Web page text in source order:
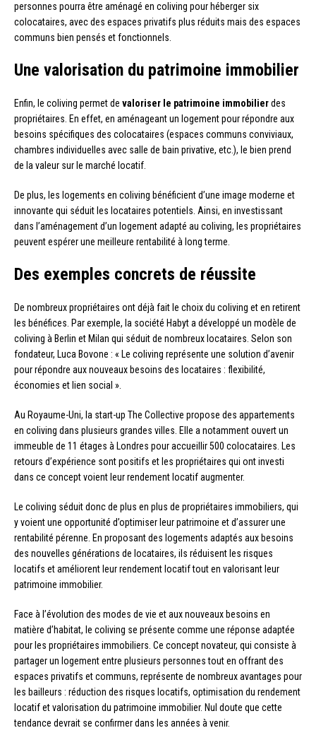
personnes pourra être aménagé en coliving pour héberger six
colocataires, avec des espaces privatifs plus réduits mais des espaces
communs bien pensés et fonctionnels.
Une valorisation du patrimoine immobilier
Enfin, le coliving permet de valoriser le patrimoine immobilierdes
propriétaires. En effet, en aménageant un logement pour répondre aux
besoins spécifiques des colocataires (espaces communs conviviaux,
chambres individuelles avec salle de bain privative, etc.), le bien prend
de la valeur sur le marché locatif.
De plus, les logements en coliving bénéficient d’une image moderne et
innovante qui séduit les locataires potentiels. Ainsi, en investissant
dans l’aménagement d’un logement adapté au coliving, les propriétaires
peuvent espérer une meilleure rentabilité à long terme.
Des exemples concrets de réussite
De nombreux propriétaires ont déjà fait le choix du coliving et en retirent
les bénéfices. Par exemple, la société Habyt a développé un modèle de
coliving à Berlin et Milan qui séduit de nombreux locataires. Selon son
fondateur, Luca Bovone : « Le coliving représente une solution d’avenir
pour répondre aux nouveaux besoins des locataires : flexibilité,
économies et lien social ».
Au Royaume-Uni, la start-up The Collective propose des appartements
en coliving dans plusieurs grandes villes. Elle a notamment ouvert un
immeuble de 11 étages à Londres pour accueillir 500 colocataires. Les
retours d’expérience sont positifs et les propriétaires qui ont investi
dans ce concept voient leur rendement locatif augmenter.
Le coliving séduit donc de plus en plus de propriétaires immobiliers, qui
y voient une opportunité d’optimiser leur patrimoine et d’assurer une
rentabilité pérenne. En proposant des logements adaptés aux besoins
des nouvelles générations de locataires, ils réduisent les risques
locatifs et améliorent leur rendement locatif tout en valorisant leur
patrimoine immobilier.
Face à l’évolution des modes de vie et aux nouveaux besoins en
matière d’habitat, le coliving se présente comme une réponse adaptée
pour les propriétaires immobiliers. Ce concept novateur, qui consiste à
partager un logement entre plusieurs personnes tout en offrant des
espaces privatifs et communs, représente de nombreux avantages pour
les bailleurs : réduction des risques locatifs, optimisation du rendement
locatif et valorisation du patrimoine immobilier. Nul doute que cette
tendance devrait se confirmer dans les années à venir.